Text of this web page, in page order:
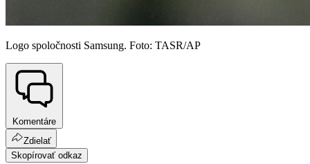
Logo spoločnosti Samsung. Foto: TASR/AP
Komentáre
Zdielať
Skopírovať odkaz